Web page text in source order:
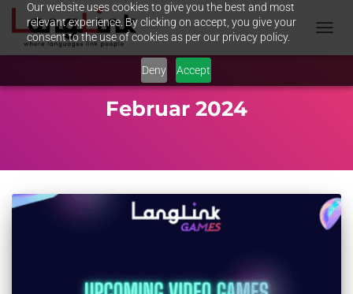
Our website uses cookies to give you the best and most
relevant experience. By clicking on accept, you give your
consent to the use of cookies as per our privacy policy.
Deny Accept
Februar 2024